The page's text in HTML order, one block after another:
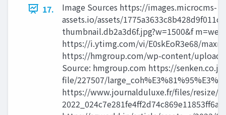
17.
Image Sources https://images.microcms-
assets.io/assets/
thumbnail.db2a3d6f.jpg?w=1500&f
https://i.ytimg.com/vi/E0skEoR3e68/
https://hmgroup.com/wp-content/
Source: hmgroup.com https://
ﬁle/227507/
https://www.journalduluxe.fr/ﬁles/resize/